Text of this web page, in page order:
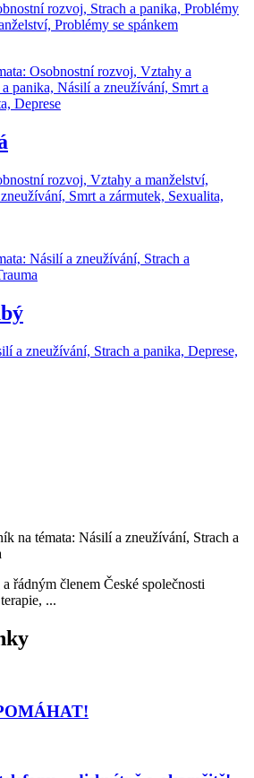
rozvoj, Strach a panika, Problémy
Problémy se spánkem
rozvoj, Vztahy a manželství,
Smrt a zármutek, Sexualita,
a zneužívání, Strach a panika, Deprese,
na témata: Násilí a zneužívání, Strach a
řádným členem České společnosti
...